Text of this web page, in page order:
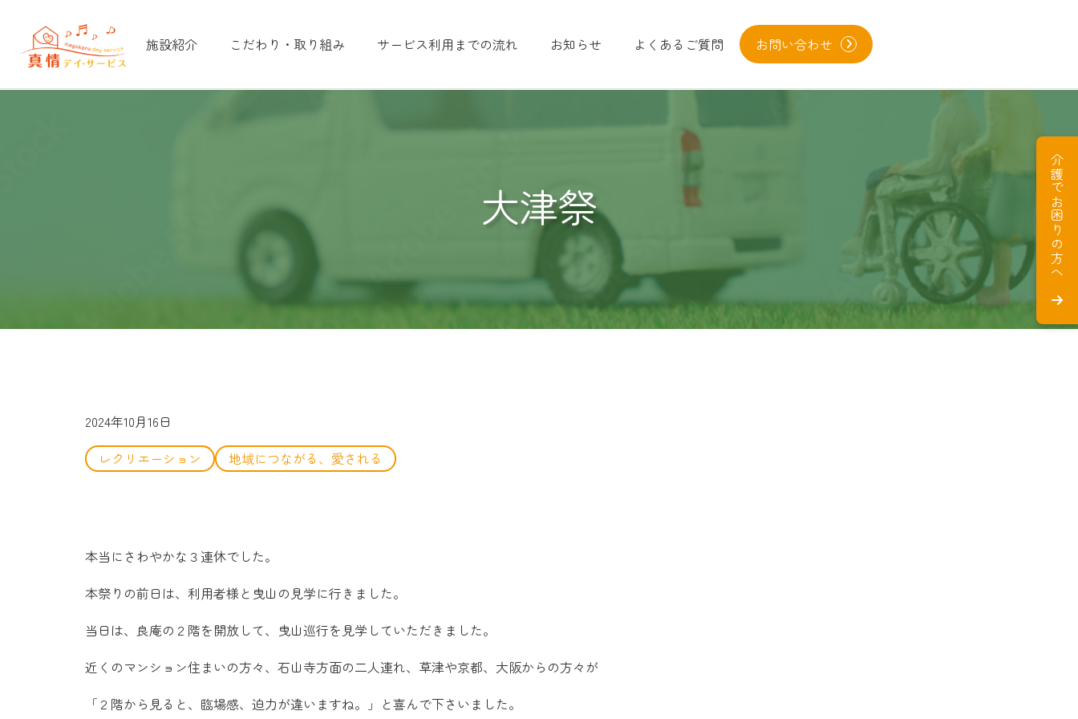
施設紹介 こだわり・取り組み サービス利用までの流れ お知らせ よくあるご質問 お問い合わせ
介護でお困りの方へ
大津祭
2024年10月16日
レクリエーション
地域につながる、愛される
本当にさわやかな３連休でした。
本祭りの前日は、利用者様と曳山の見学に行きました。
当日は、良庵の２階を開放して、曳山巡行を見学していただきました。
近くのマンション住まいの方々、石山寺方面の二人連れ、草津や京都、大阪からの方々が
「２階から見ると、臨場感、迫力が違いますね。」と喜んで下さいました。